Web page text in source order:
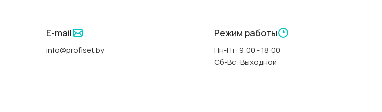
00291
ЦВЕТ белый
E-mail
info@profiset.by
Режим работы
Пн-Пт: 9:00 - 18:00
Сб-Вс: Выходной